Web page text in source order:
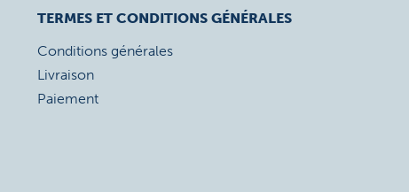
TERMES ET CONDITIONS GÉNÉRALES
Conditions générales
Livraison
Paiement